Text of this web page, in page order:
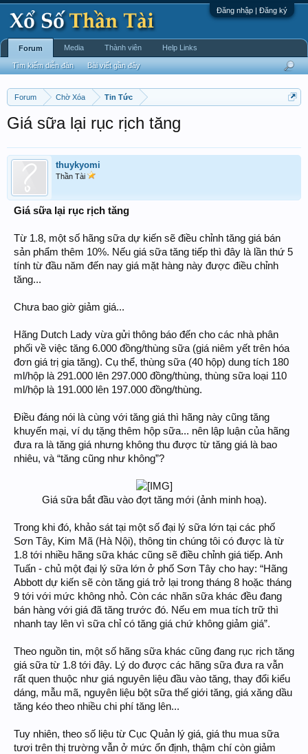
Đăng nhập | Đăng ký
Forum Chờ Xóa Tin Tức
Giá sữa lại rục rịch tăng
thuykyomi
Thần Tài
Giá sữa lại rục rịch tăng
Từ 1.8, một số hãng sữa dự kiến sẽ điều chỉnh tăng giá bán
sản phẩm thêm 10%. Nếu giá sữa tăng tiếp thì đây là lần thứ 5
tính từ đầu năm đến nay giá mặt hàng này được điều chỉnh
tăng...
Chưa bao giờ giảm giá...
Hãng Dutch Lady vừa gửi thông báo đến cho các nhà phân
phối về việc tăng 6.000 đồng/thùng sữa (giá niêm yết trên hóa
đơn giá trị gia tăng). Cụ thể, thùng sữa (40 hộp) dung tích 180
ml/hộp là 291.000 lên 297.000 đồng/thùng, thùng sữa loại 110
ml/hộp là 191.000 lên 197.000 đồng/thùng.
Điều đáng nói là cùng với tăng giá thì hãng này cũng tăng
khuyến mại, ví dụ tặng thêm hộp sữa... nên lập luận của hãng
đưa ra là tăng giá nhưng không thu được từ tăng giá là bao
nhiêu, và “tăng cũng như không”?
Giá sữa bắt đầu vào đợt tăng mới (ảnh minh hoạ).​
Trong khi đó, khảo sát tại một số đại lý sữa lớn tại các phố
Sơn Tây, Kim Mã (Hà Nội), thông tin chúng tôi có được là từ
1.8 tới nhiều hãng sữa khác cũng sẽ điều chỉnh giá tiếp. Anh
Tuấn - chủ một đại lý sữa lớn ở phố Sơn Tây cho hay: “Hãng
Abbott dự kiến sẽ còn tăng giá trở lại trong tháng 8 hoặc tháng
9 tới với mức không nhỏ. Còn các nhãn sữa khác đều đang
bán hàng với giá đã tăng trước đó. Nếu em mua tích trữ thì
nhanh tay lên vì sữa chỉ có tăng giá chứ không giảm giá”.
Theo nguồn tin, một số hãng sữa khác cũng đang rục rịch tăng
giá sữa từ 1.8 tới đây. Lý do được các hãng sữa đưa ra vẫn
rất quen thuộc như giá nguyên liệu đầu vào tăng, thay đổi kiểu
dáng, mẫu mã, nguyên liệu bột sữa thế giới tăng, giá xăng dầu
tăng kéo theo nhiều chi phí tăng lên...
Tuy nhiên, theo số liệu từ Cục Quản lý giá, giá thu mua sữa
tươi trên thị trường vẫn ở mức ổn định, thậm chí còn giảm
Forum
Tìm kiếm diễn đàn Bài viết gần đây
Media Thành viên Help Links